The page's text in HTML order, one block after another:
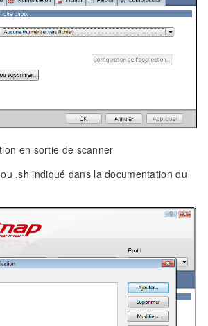
en sortie de scanner
.sh indiqué dans la documentation du